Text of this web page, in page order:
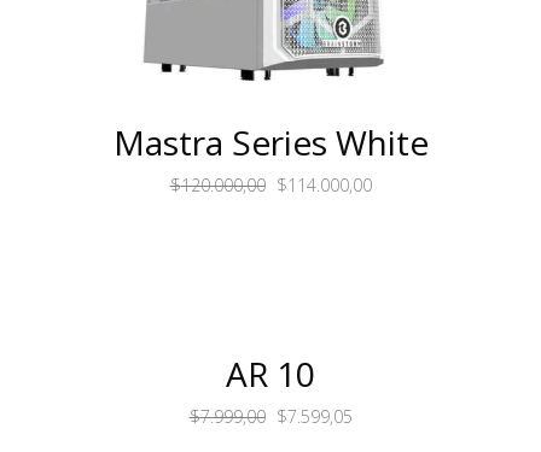
Mastra Series White
$120.000,00 $114.000,00
AR 10
$7.999,00 $7.599,05